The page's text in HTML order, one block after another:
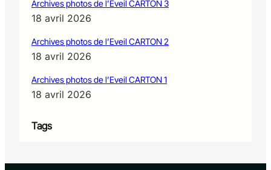
Archives photos de l’Eveil CARTON 3
18 avril 2026
Archives photos de l’Eveil CARTON 2
18 avril 2026
Archives photos de l’Eveil CARTON 1
18 avril 2026
Tags